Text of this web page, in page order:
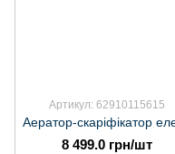
Артикул: 62910115615
8 499.0 грн/шт